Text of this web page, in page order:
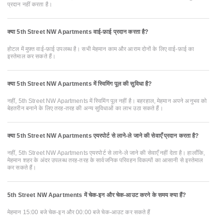
प्रदान नहीं करता है।
क्या 5th Street NW Apartments वाई-फ़ाई प्रदान करता है?
होटल में मुफ़्त वाई-फ़ाई उपलब्ध है। सभी मेहमान काम और आराम दोनों के लिए वाई-फ़ाई का
इस्तेमाल कर सकते हैं।
क्या 5th Street NW Apartments में स्विमिंग पूल की सुविधा है?
नहीं, 5th Street NW Apartments में स्विमिंग पूल नहीं है। बहरहाल, मेहमान अपने अनुभव को
बेहतरीन बनाने के लिए तरह-तरह की अन्य सुविधाओं का लाभ उठा सकते हैं।
क्या 5th Street NW Apartments एयरपोर्ट से लाने-ले जाने की सेवाएँ प्रदान करता है?
नहीं, 5th Street NW Apartments एयरपोर्ट से लाने-ले जाने की सेवाएँ नहीं देता है। हालाँकि,
मेहमान शहर के अंदर उपलब्ध तरह-तरह के सार्वजनिक परिवहन विकल्पों का आसानी से इस्तेमाल
कर सकते हैं।
5th Street NW Apartments में चेक-इन और चेक-आउट करने के समय क्या हैं?
मेहमान 15:00 बजे चेक-इन और 00:00 बजे चेक-आउट कर सकते हैं